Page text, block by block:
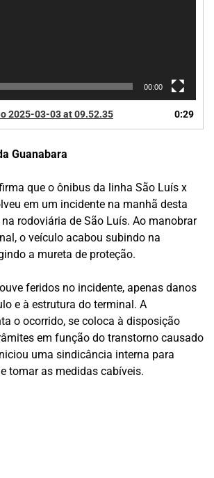
00:00
2025-03-03 at 09.52.35 0:29
Guanabara
que o ônibus da linha São Luís x
em um incidente na manhã desta
rodoviária de São Luís. Ao manobrar
o veículo acabou subindo na
a mureta de proteção.
feridos no incidente, apenas danos
e à estrutura do terminal. A
o ocorrido, se coloca à disposição
em função do transtorno causado
uma sindicância interna para
tomar as medidas cabíveis.